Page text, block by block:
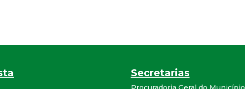
p
Secretarias